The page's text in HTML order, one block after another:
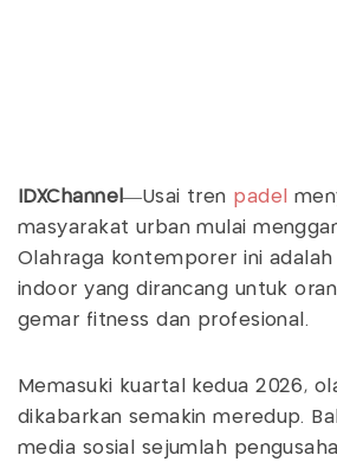
IDXChannel—Usai tren padel
masyarakat urban mulai
Olahraga kontemporer ini
indoor yang dirancang untuk
gemar fitness dan profesional.
Memasuki kuartal kedua 2026,
dikabarkan semakin meredup.
media sosial sejumlah